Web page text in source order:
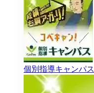
個別指導キャンパス